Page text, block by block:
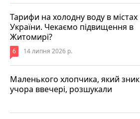
Тарифи на холодну воду в містах
України. Чекаємо підвищення в
Житомирі?
6 14 липня 2026 р.
Маленького хлопчика, який зник
учора ввечері, розшукали